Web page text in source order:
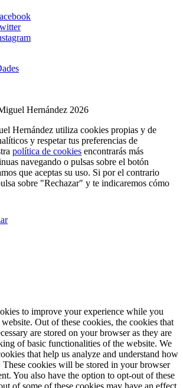
Hernández 2026
Hernández utiliza cookies propias y de
y respetar tus preferencias de
política de cookies encontrarás más
navegando o pulsas sobre el botón
que aceptas su uso. Si por el contrario
sobre "Rechazar" y te indicaremos cómo
to improve your experience while you
Out of these cookies, the cookies that
are stored on your browser as they are
of basic functionalities of the website. We
that help us analyze and understand how
These cookies will be stored in your browser
You also have the option to opt-out of these